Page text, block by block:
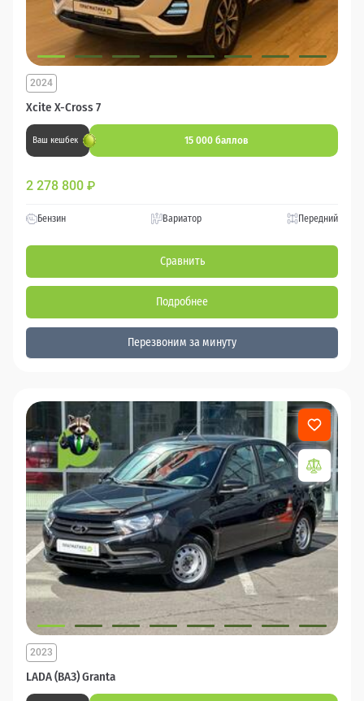
Xcite X-Cross 7
2024
Ваш кешбек 15 000 баллов
2 278 800 ₽
Бензин Вариатор Передний
Сравнить
Подробнее
Перезвоним за минуту
LADA (ВАЗ) Granta
2023